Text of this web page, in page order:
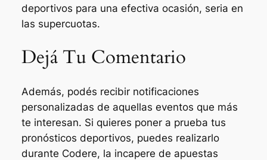
deportivos para una efectiva ocasión, seria en
las supercuotas.
Dejá Tu Comentario
Además, podés recibir notificaciones
personalizadas de aquellas eventos que más
te interesan. Si quieres poner a prueba tus
pronósticos deportivos, puedes realizarlo
durante Codere, la incapere de apuestas